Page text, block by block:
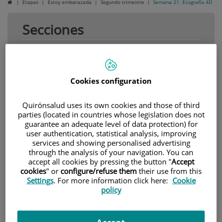
InicioEtapas Estoy embarazada Segundo trimestre Semana 21. Ecografía 4D
Secciones
Semana 21. Ecografía 4D
Con la ecografía 4D es posible ver los rasgos de tu
bebé antes de que nazca. Descubre cuándo es el mejor
momento para realizarla.
¿Para qué sirve una Ecografía 4D?
Cookies configuration
Quirónsalud uses its own cookies and those of third
parties (located in countries whose legislation does not
guarantee an adequate level of data protection) for
user authentication, statistical analysis, improving
services and showing personalised advertising
through the analysis of your navigation. You can
accept all cookies by pressing the button "Accept
cookies" or configure/refuse them their use from this
Settings. For more information click here: Cookie
policy